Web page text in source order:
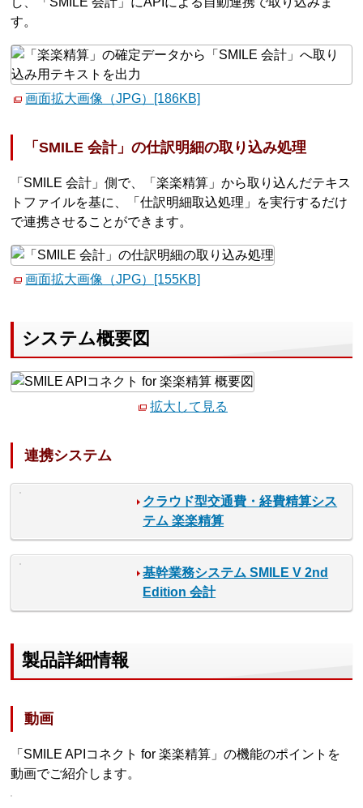
す。
画面拡大画像（JPG）[186KB]
「SMILE 会計」の仕訳明細の取り込み処理
「SMILE 会計」側で、「楽楽精算」から取り込んだテキス
トファイルを基に、「仕訳明細取込処理」を実行するだけ
で連携させることができます。
画面拡大画像（JPG）[155KB]
システム概要図
拡大して見る
連携システム
クラウド型交通費・経費精算シス
テム 楽楽精算
基幹業務システム SMILE V 2nd
Edition 会計
製品詳細情報
動画
「SMILE APIコネクト for 楽楽精算」の機能のポイントを
動画でご紹介します。